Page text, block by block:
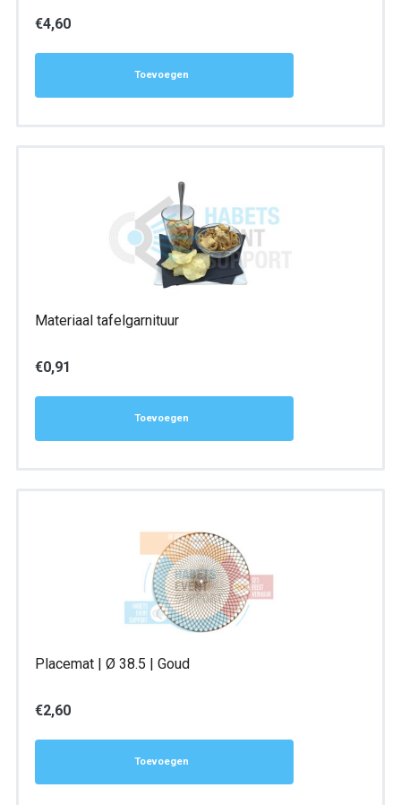
€4,60
Toevoegen
Materiaal tafelgarnituur
€0,91
Toevoegen
Placemat | Ø 38.5 | Goud
€2,60
Toevoegen